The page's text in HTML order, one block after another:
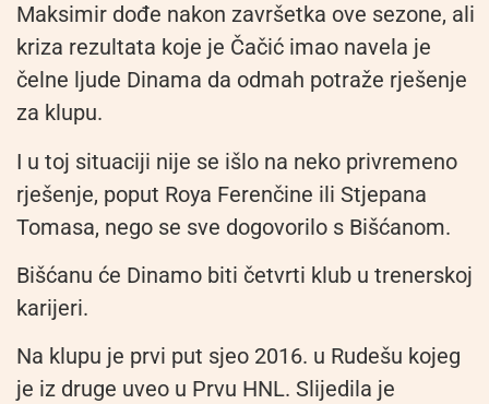
Maksimir dođe nakon završetka ove sezone, ali
kriza rezultata koje je Čačić imao navela je
čelne ljude Dinama da odmah potraže rješenje
za klupu.
I u toj situaciji nije se išlo na neko privremeno
rješenje, poput Roya Ferenčine ili Stjepana
Tomasa, nego se sve dogovorilo s Bišćanom.
Bišćanu će Dinamo biti četvrti klub u trenerskoj
karijeri.
Na klupu je prvi put sjeo 2016. u Rudešu kojeg
je iz druge uveo u Prvu HNL. Slijedila je